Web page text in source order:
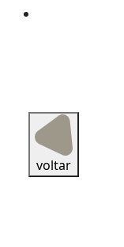
voltar